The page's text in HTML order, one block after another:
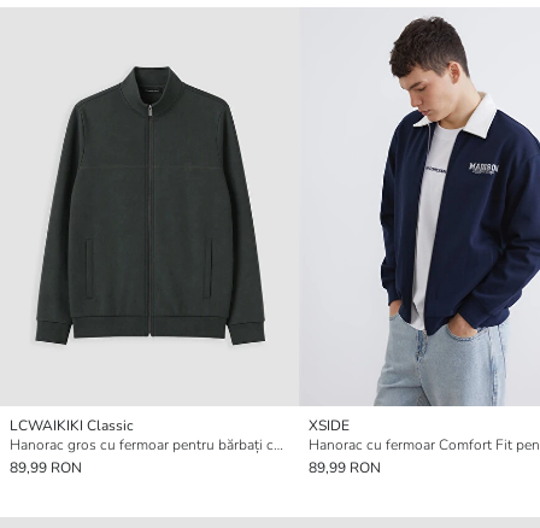
LCWAIKIKI Classic
Hanorac gros cu fermoar pentru bărbați cu guler înalt
89,99 RON
XSIDE
89,99 RON